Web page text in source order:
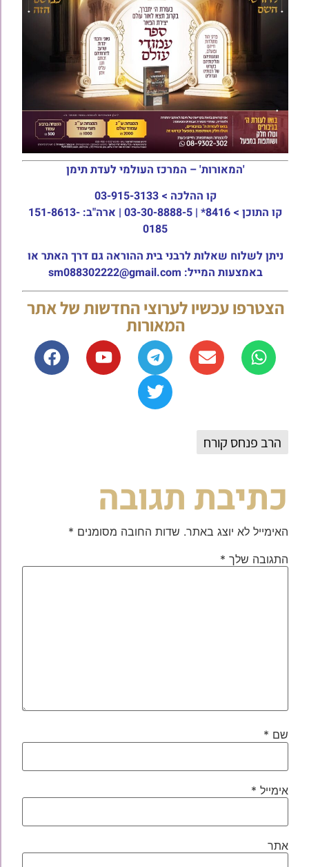
'המאורות' – המרכז העולמי לעדת תימן
קו ההלכה > 03-915-3133
קו התוכן >
8416* | 03-30-8888-5 | ארה"ב: 151-8613-
0185
ניתן לשלוח שאלות לרבני בית ההוראה גם דרך האתר או
באמצעות המייל: sm088302222@gmail.com
הצטרפו עכשיו לערוצי החדשות של אתר
המאורות
הרב פנחס קורח
כתיבת תגובה
האימייל לא יוצג באתר. שדות החובה מסומנים *
התגובה שלך *
שם *
אימייל *
אתר